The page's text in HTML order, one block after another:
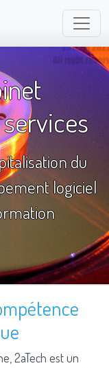
du
logiciel
2aTech est un